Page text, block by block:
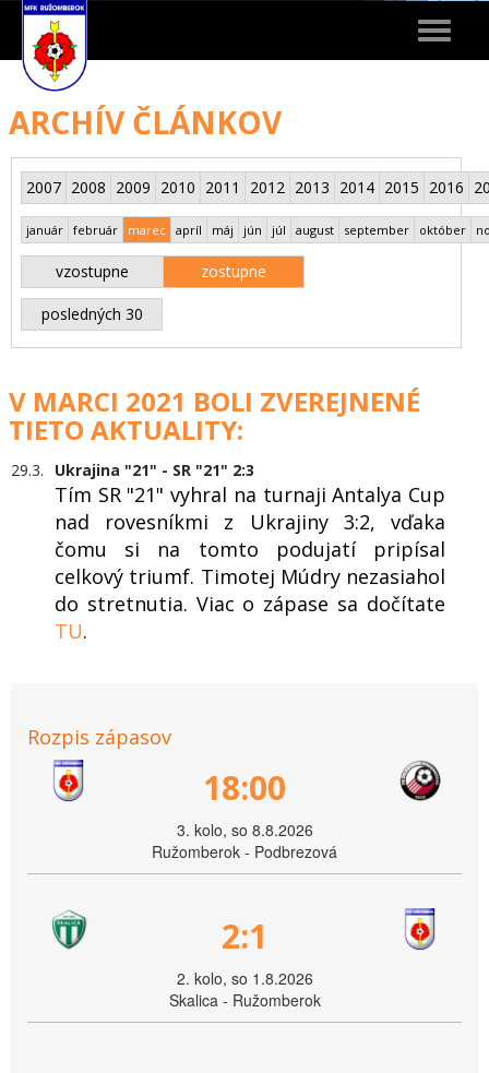
Toggle
ARCHÍV ČLÁNKOV
2007 2008 2009 2010 2011 2012 2013 2014 2015 2016
január február marec apríl máj jún júl august september október
vzostupne zostupne
posledných 30
V MARCI 2021 BOLI ZVEREJNENÉ
TIETO AKTUALITY:
29.3. Ukrajina "21" - SR "21" 2:3
Tím SR "21" vyhral na turnaji Antalya Cup
nad rovesníkmi z Ukrajiny 3:2, vďaka
čomu si na tomto podujatí pripísal
celkový triumf. Timotej Múdry nezasiahol
do stretnutia. Viac o zápase sa dočítate
TU.
Rozpis zápasov
18:00
3. kolo, so 8.8.2026
Ružomberok - Podbrezová
2:1
2. kolo, so 1.8.2026
Skalica - Ružomberok